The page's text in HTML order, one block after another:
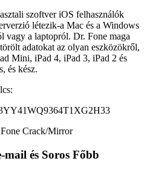
szoftver iOS felhasználók
létezik-a Mac és a Windows
vagy a laptopról. Dr. Fone maga
adatokat az olyan eszközökről,
Mini, iPad 4, iPad 3, iPad 2 és
és kész.
Crack/Mirror
mail és Soros Főbb